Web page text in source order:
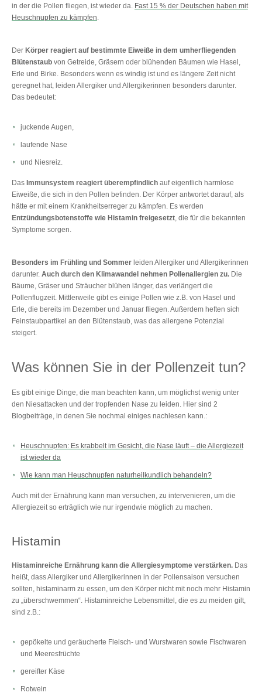
in der die Pollen fliegen, ist wieder da. Fast 15 % der Deutschen haben mit
Heuschnupfen zu kämpfen
Der Körper reagiert auf bestimmte Eiweiße in dem umherfliegenden
Blütenstaub von Getreide, Gräsern oder blühenden Bäumen wie Hasel,
Erle und Birke. Besonders wenn es windig ist und es längere Zeit nicht
geregnet hat, leiden Allergiker und Allergikerinnen besonders darunter.
Das bedeutet:
juckende Augen,
laufende Nase
und Niesreiz.
Das Immunsystem reagiert überempfindlich auf eigentlich harmlose
Eiweiße, die sich in den Pollen befinden. Der Körper antwortet darauf, als
hätte er mit einem Krankheitserreger zu kämpfen. Es werden
Entzündungsbotenstoffe wie Histamin freigesetzt , die für die bekannten
Symptome sorgen.
Besonders im Frühling und Sommer leiden Allergiker und Allergikerinnen
darunter. Auch durch den Klimawandel nehmen Pollenallergien zu. Die
Bäume, Gräser und Sträucher blühen länger, das verlängert die
Pollenflugzeit. Mittlerweile gibt es einige Pollen wie z.B. von Hasel und
Erle, die bereits im Dezember und Januar fliegen. Außerdem heften sich
Feinstaubpartikel an den Blütenstaub, was das allergene Potenzial
steigert.
Was können Sie in der Pollenzeit tun?
Es gibt einige Dinge, die man beachten kann, um möglichst wenig unter
den Niesattacken und der tropfenden Nase zu leiden. Hier sind 2
Blogbeiträge, in denen Sie nochmal einiges nachlesen kann.:
Heuschnupfen: Es krabbelt im Gesicht, die Nase läuft – die Allergiezeit
ist wieder da
Wie kann man Heuschnupfen naturheilkundlich behandeln?
Auch mit der Ernährung kann man versuchen, zu intervenieren, um die
Allergiezeit so erträglich wie nur irgendwie möglich zu machen.
Histamin
Histaminreiche Ernährung kann die Allergiesymptome verstärken. Das
heißt, dass Allergiker und Allergikerinnen in der Pollensaison versuchen
sollten, histaminarm zu essen, um den Körper nicht mit noch mehr Histamin
zu „überschwemmen“. Histaminreiche Lebensmittel, die es zu meiden gilt,
sind z.B.:
gepökelte und geräucherte Fleisch- und Wurstwaren sowie Fischwaren
und Meeresfrüchte
gereifter Käse
Rotwein